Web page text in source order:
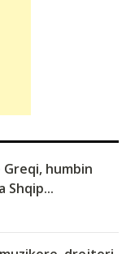
humbin
Shqip...